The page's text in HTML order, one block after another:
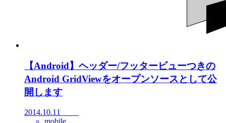
【Android】ヘッダー/フッタービューつきの
Android GridViewをオープンソースとして公
開します
2014.10.11